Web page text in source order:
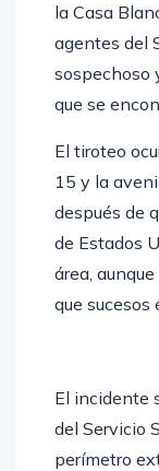
la Casa
agentes del
sospechoso
que se
El tiroteo
15 y la
después de
de Estados
área,
que sucesos
El incidente
del Servicio
perímetro